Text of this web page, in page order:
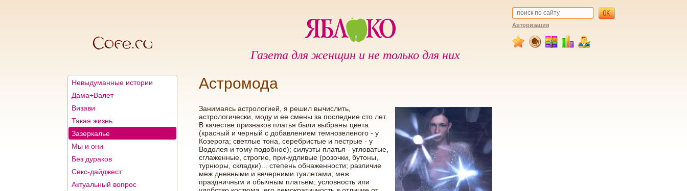
Авторизация
Газета для женщин и не только для них
Невыдуманные истории
Дама+Валет
Визави
Такая жизнь
Зазеркалье
Мы и они
Без дураков
Секс-дайджест
Актуальный вопрос
Астромода
Занимаясь астрологией, я решил вычислить,
астрологически, моду и ее смены за последние сто лет.
В качестве признаков платья были выбраны цвета
(красный и черный с добавлением темнозеленого - у
Козерога; светлые тона, серебристые и пестрые - у
Водолея и тому подобное); силуэты платья - угловатые,
сглаженные, строгие, причудливые (розочки, бутоны,
турнюры, складки)... степень обнаженности; различие
меж дневными и вечерними туалетами; меж
праздничным и обычным платьем; условность или